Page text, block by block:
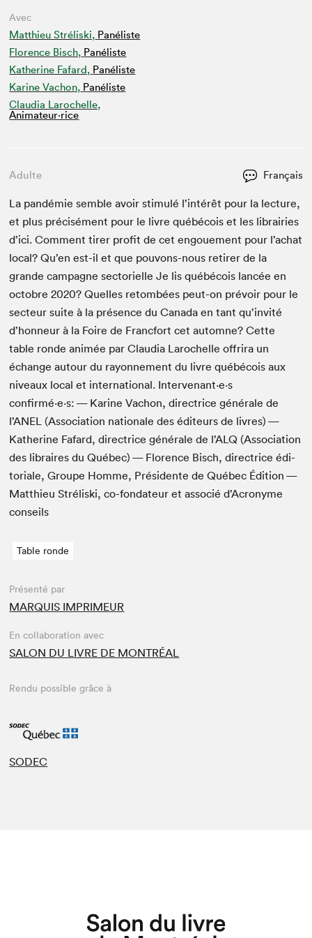
Avec
Matthieu Stréliski, Panéliste
Florence Bisch, Panéliste
Katherine Fafard, Panéliste
Karine Vachon, Panéliste
Claudia Larochelle,
Animateur⋅rice
Adulte Français
La pandémie sem­ble avoir stim­ulé l’intérêt pour la lec­ture,
et plus pré­cisé­ment pour le livre québé­cois et les librairies
d’ici. Com­ment tir­er prof­it de cet engoue­ment pour l’achat
local? Qu’en est-il et que pou­vons-nous retir­er de la
grande cam­pagne sec­to­rielle Je lis québé­cois lancée en
octo­bre2020? Quelles retombées peut-on prévoir pour le
secteur suite à la présence du Cana­da en tant qu’invité
d’honneur à la Foire de Franc­fort cet automne? Cette
table ronde ani­mée par Clau­dia Larochelle offrira un
échange autour du ray­on­nement du livre québé­cois aux
niveaux local et inter­na­tion­al. Intervenant·e·s
confirmé·e·s: — Karine Vachon, direc­trice générale de
l’ANEL (Asso­ci­a­tion nationale des édi­teurs de livres) —
Kather­ine Fafard, direc­trice générale de l’ALQ (Asso­ci­a­tion
des libraires du Québec) — Flo­rence Bisch, direc­trice édi­
to­ri­ale, Groupe Homme, Prési­dente de Québec Édi­tion —
Matthieu Strélis­ki, co-fon­da­teur et asso­cié d’Acronyme
conseils
Table ronde
Présenté par
MARQUIS IMPRIMEUR
En collaboration avec
SALON DU LIVRE DE MONTRÉAL
Rendu possible grâce à
SODEC